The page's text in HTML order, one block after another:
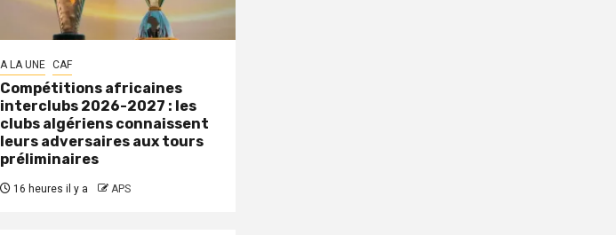
A LA UNE CAF
Compétitions africaines
interclubs 2026-2027 : les
clubs algériens connaissent
leurs adversaires aux tours
préliminaires
16 heures il y a APS